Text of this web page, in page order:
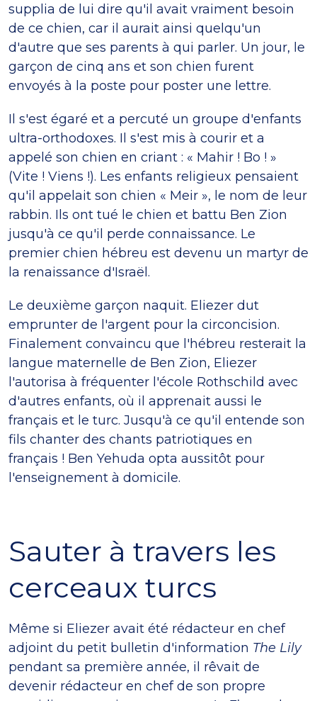
supplia de lui dire qu'il avait vraiment besoin
de ce chien, car il aurait ainsi quelqu'un
d'autre que ses parents à qui parler. Un jour, le
garçon de cinq ans et son chien furent
envoyés à la poste pour poster une lettre.
Il s'est égaré et a percuté un groupe d'enfants
ultra-orthodoxes. Il s'est mis à courir et a
appelé son chien en criant : « Mahir ! Bo ! »
(Vite ! Viens !). Les enfants religieux pensaient
qu'il appelait son chien « Meir », le nom de leur
rabbin. Ils ont tué le chien et battu Ben Zion
jusqu'à ce qu'il perde connaissance. Le
premier chien hébreu est devenu un martyr de
la renaissance d'Israël.
Le deuxième garçon naquit. Eliezer dut
emprunter de l'argent pour la circoncision.
Finalement convaincu que l'hébreu resterait la
langue maternelle de Ben Zion, Eliezer
l'autorisa à fréquenter l'école Rothschild avec
d'autres enfants, où il apprenait aussi le
français et le turc. Jusqu'à ce qu'il entende son
fils chanter des chants patriotiques en
français ! Ben Yehuda opta aussitôt pour
l'enseignement à domicile.
Sauter à travers les
cerceaux turcs
Même si Eliezer avait été rédacteur en chef
adjoint du petit bulletin d'information The Lily
pendant sa première année, il rêvait de
devenir rédacteur en chef de son propre